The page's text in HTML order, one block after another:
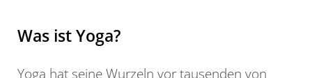
Was ist Yoga?
Yoga hat seine Wurzeln vor tausenden von